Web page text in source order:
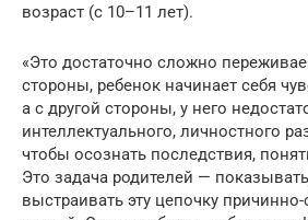
возраст (с 10–11 лет).
«Это достаточно сложно
стороны, ребенок начинает себя
а с другой стороны, у него
интеллектуального, личностного
чтобы осознать последствия,
Это задача родителей —
выстраивать эту цепочку